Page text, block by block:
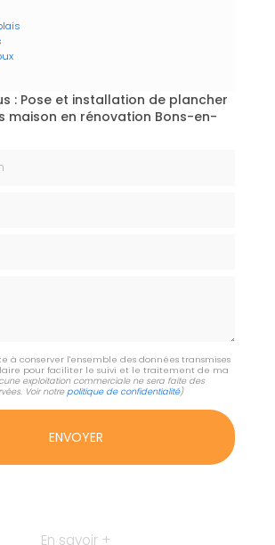
: Pose et installation de plancher
maison en rénovation Bons-en-
à conserver l'ensemble des données transmises
pour faciliter le suivi et le traitement de ma
exploitation commerciale ne sera faite des
Voir notrepolitique de confidentialité)
En savoir +